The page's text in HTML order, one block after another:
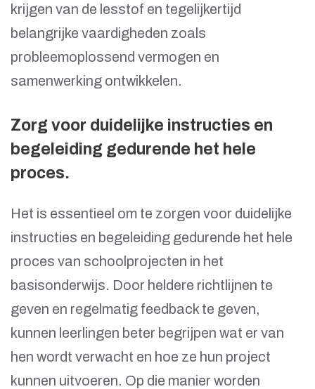
krijgen van de lesstof en tegelijkertijd
belangrijke vaardigheden zoals
probleemoplossend vermogen en
samenwerking ontwikkelen.
Zorg voor duidelijke instructies en
begeleiding gedurende het hele
proces.
Het is essentieel om te zorgen voor duidelijke
instructies en begeleiding gedurende het hele
proces van schoolprojecten in het
basisonderwijs. Door heldere richtlijnen te
geven en regelmatig feedback te geven,
kunnen leerlingen beter begrijpen wat er van
hen wordt verwacht en hoe ze hun project
kunnen uitvoeren. Op die manier worden